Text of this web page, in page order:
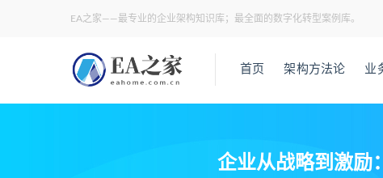
EA之家——最专业的企业架构知识库；最全面的数字化转型案例库。
首页 架构方法论 业
企业从战略到激励